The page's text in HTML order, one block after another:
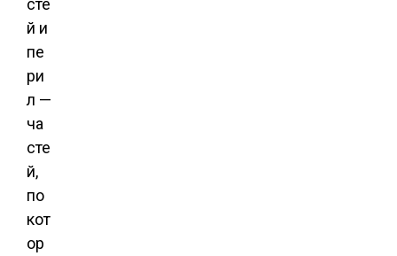
й и
пе
ри
л —
ча
сте
й,
по
кот
ор